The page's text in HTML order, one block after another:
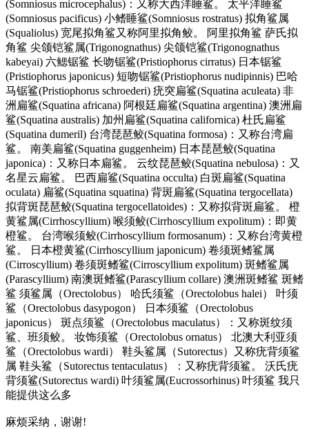
(Somniosus microcephalus)：又称大西洋睡鲨。 太平洋睡鲨
(Somniosus pacificus) 小鳍睡鲨(Somniosus rostratus) 拟角鲨属
(Squaliolus) 宽尾拟角鲨又称阿里拟角鲛。 阿里拟角鲨 萨氏拟
角鲨 尖颌铠鲨属(Trigonognathus) 尖颌铠鲨(Trigonognathus
kabeyai) 六鳃锯鲨 长吻锯鲨(Pristiophorus cirratus) 日本锯鲨
(Pristiophorus japonicus) 短吻锯鲨(Pristiophorus nudipinnis) 巴哈
马锯鲨(Pristiophorus schroederi) 疣突扁鲨(Squatina aculeata) 非
洲扁鲨(Squatina africana) 阿根廷扁鲨(Squatina argentina) 澳洲扁
鲨(Squatina australis) 加州扁鲨(Squatina californica) 杜氏扁鲨
(Squatina dumeril) 台湾琵琶鲛(Squatina formosa)：又称台湾扁
鲨。 南美扁鲨(Squatina guggenheim) 日本琵琶鲛(Squatina
japonica)：又称日本扁鲨。 云纹琵琶鲛(Squatina nebulosa)：又
名星云扁鲨。 巴西扁鲨(Squatina occulta) 白斑扁鲨(Squatina
oculata) 扁鲨(Squatina squatina) 背斑扁鲨(Squatina tergocellata)
拟背斑琵琶鲛(Squatina tergocellatoides)：又称拟背斑扁鲨。 橙
黄鲨属(Cirrhoscyllium) 喉须鲛(Cirrhoscyllium expolitum)：即黄
橙鲨。 台湾喉须鲛(Cirrhoscyllium formosanum)：又称台湾黄橙
鲨。 日本橙黄鲨(Cirrhoscyllium japonicum) 卷须斑鳍鲨属
(Cirroscyllium) 卷须斑鳍鲨(Cirroscyllium expolitum) 斑鳍鲨属
(Parascyllium) 南澳斑鳍鲨(Parascyllium collare) 澳洲斑鳍鲨 斑鳍
鲨 须鲨属（Orectolobus） 哈氏须鲨（Orectolobus halei） 叶须
鲨（Orectolobus dasypogon） 日本须鲨（Orectolobus
japonicus） 斑点须鲨（Orectolobus maculatus）：又称斑纹须
鲨、班须鲛。 妆饰须鲨（Orectolobus ornatus） 北澳大利亚须
鲨（Orectolobus wardi） 鞋头鲨属（Sutorectus）又称疣背须鲨
属 鞋头鲨（Sutorectus tentaculatus）：又称疣背须鲨。 沃氏疣
背须鲨(Sutorectus wardi) 叶须鲨属(Eucrossorhinus) 叶须鲨 我只
能提供这么多
麻烦采纳，谢谢!